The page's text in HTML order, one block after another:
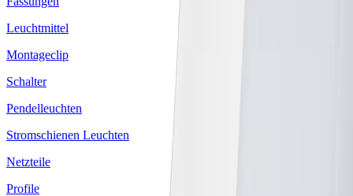
Leuchtmittel
Montageclip
Schalter
Pendelleuchten
Stromschienen Leuchten
Netzteile
Profile